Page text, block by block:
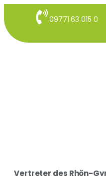
09771 63 015 0
Vertreter des Rhön-